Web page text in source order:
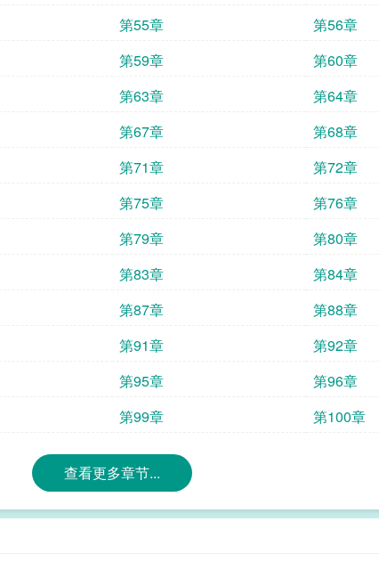
第55章
第56章
第59章
第60章
第63章
第64章
第67章
第68章
第71章
第72章
第75章
第76章
第79章
第80章
第83章
第84章
第87章
第88章
第91章
第92章
第95章
第96章
第99章 第100章
查看更多章节...